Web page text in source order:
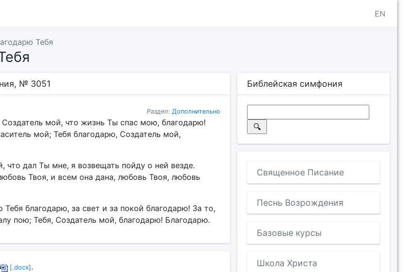
EN
Тебя
№ 3051
Раздел: Дополнительно
Создатель мой, что жизнь Ты спас мою, благодарю!
мой; Тебя благодарю, Создатель мой,
что дал Ты мне, я возвещать пойду о ней везде.
Твоя, и всем она дана, любовь Твоя, любовь
Тебя благодарю, за свет и за покой благодарю! За то,
пою; Тебя, Создатель мой, благодарю! Благодарю.
[.docx] .
Библейская симфония
Священное Писание
Песнь Возрождения
Базовые курсы
Школа Христа